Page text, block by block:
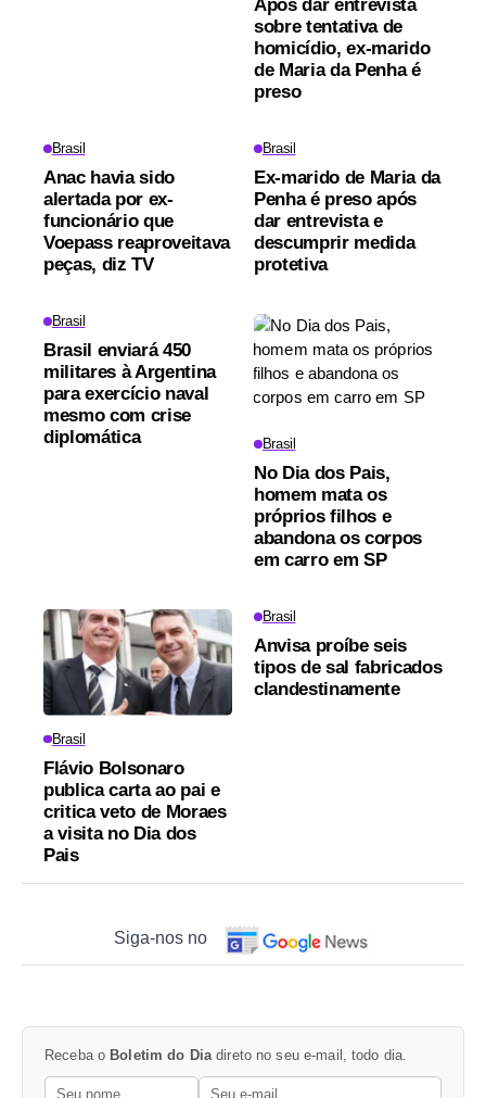
Após dar entrevista
sobre tentativa de
homicídio, ex-marido
de Maria da Penha é
preso
Brasil
Anac havia sido
alertada por ex-
funcionário que
Voepass reaproveitava
peças, diz TV
Brasil
Ex-marido de Maria da
Penha é preso após
dar entrevista e
descumprir medida
protetiva
Brasil
Brasil enviará 450
militares à Argentina
para exercício naval
mesmo com crise
diplomática
Brasil
No Dia dos Pais,
homem mata os
próprios filhos e
abandona os corpos
em carro em SP
Brasil
Flávio Bolsonaro
publica carta ao pai e
critica veto de Moraes
a visita no Dia dos
Pais
Brasil
Anvisa proíbe seis
tipos de sal fabricados
clandestinamente
Siga-nos no
Receba o Boletim do Diadireto no seu e-mail, todo dia.